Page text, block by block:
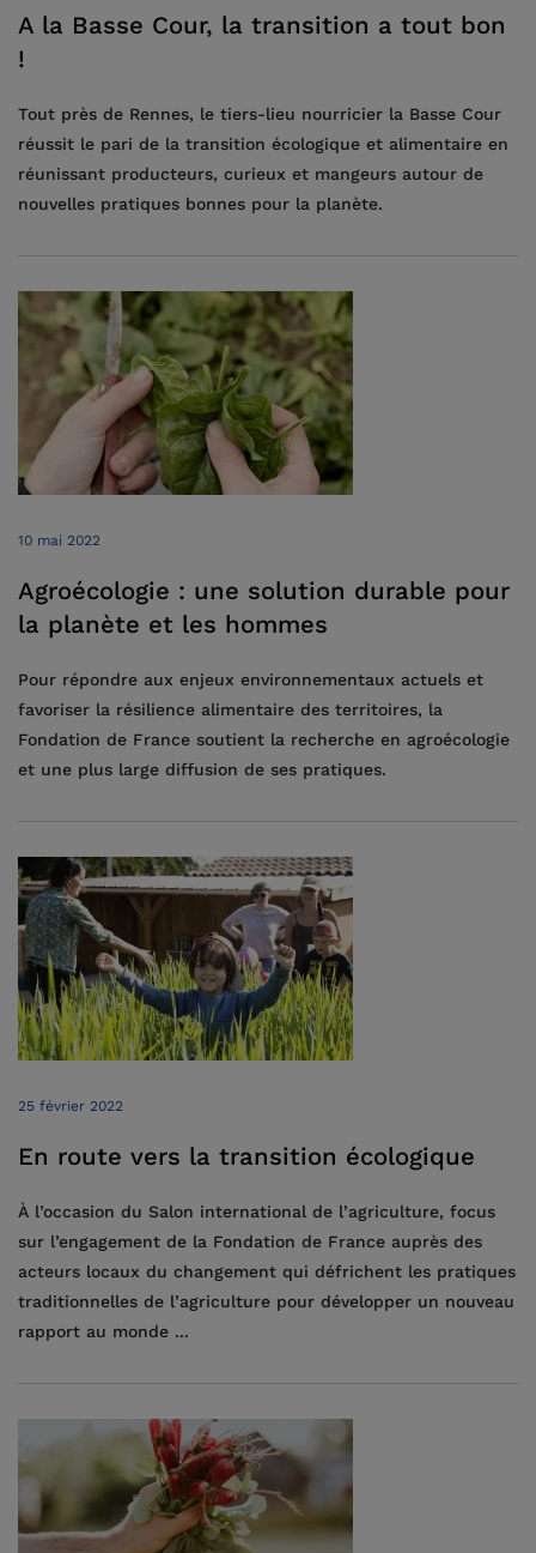
A la Basse Cour, la transition a tout bon
!
Tout près de Rennes, le tiers-lieu nourricier la Basse Cour
réussit le pari de la transition écologique et alimentaire en
réunissant producteurs, curieux et mangeurs autour de
nouvelles pratiques bonnes pour la planète.
10 mai 2022
Agroécologie : une solution durable pour
la planète et les hommes
Pour répondre aux enjeux environnementaux actuels et
favoriser la résilience alimentaire des territoires, la
Fondation de France soutient la recherche en agroécologie
et une plus large diffusion de ses pratiques.
25 février 2022
En route vers la transition écologique
À l’occasion du Salon international de l’agriculture, focus
sur l’engagement de la Fondation de France auprès des
acteurs locaux du changement qui défrichent les pratiques
traditionnelles de l’agriculture pour développer un nouveau
rapport au monde ...